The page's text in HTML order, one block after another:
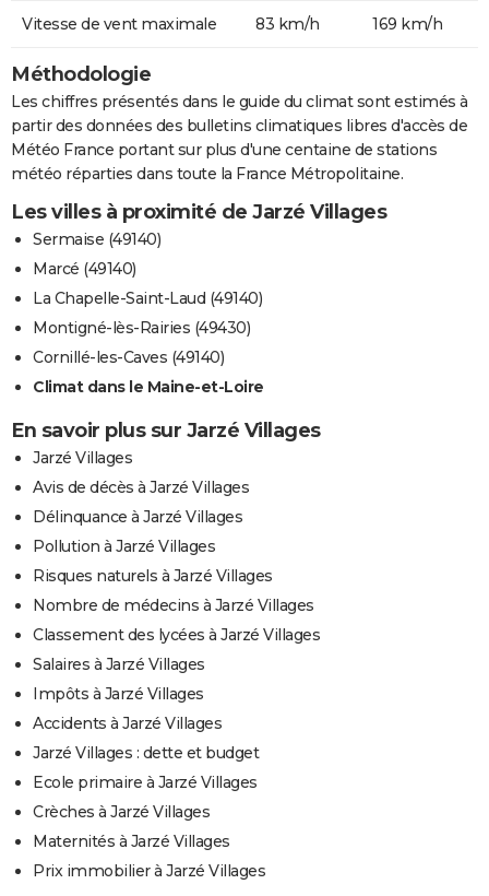
Vitesse de vent maximale 83 km/h 169 km/h
Méthodologie
Les chiffres présentés dans le guide du climat sont estimés à
partir des données des bulletins climatiques libres d'accès de
Météo France portant sur plus d'une centaine de stations
météo réparties dans toute la France Métropolitaine.
Les villes à proximité de Jarzé Villages
Sermaise (49140)
Marcé (49140)
La Chapelle-Saint-Laud (49140)
Montigné-lès-Rairies (49430)
Cornillé-les-Caves (49140)
Climat dans le Maine-et-Loire
En savoir plus sur Jarzé Villages
Jarzé Villages
Avis de décès à Jarzé Villages
Délinquance à Jarzé Villages
Pollution à Jarzé Villages
Risques naturels à Jarzé Villages
Nombre de médecins à Jarzé Villages
Classement des lycées à Jarzé Villages
Salaires à Jarzé Villages
Impôts à Jarzé Villages
Accidents à Jarzé Villages
Jarzé Villages : dette et budget
Ecole primaire à Jarzé Villages
Crèches à Jarzé Villages
Maternités à Jarzé Villages
Prix immobilier à Jarzé Villages